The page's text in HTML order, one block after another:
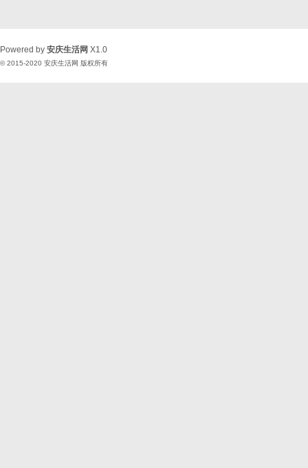
Powered by 安庆生活网 X1.0
© 2015-2020 安庆生活网 版权所有